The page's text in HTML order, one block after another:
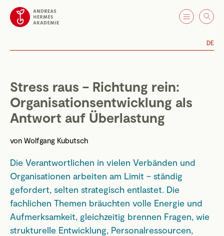
DE
Stress raus – Richtung rein:
Organisationsentwicklung als
Antwort auf Überlastung
von Wolfgang Kubutsch
Die Verantwortlichen in vielen Verbänden und
Organisationen arbeiten am Limit – ständig
gefordert, selten strategisch entlastet. Die
fachlichen Themen bräuchten volle Energie und
Aufmerksamkeit, gleichzeitig brennen Fragen, wie
strukturelle Entwicklung, Personalressourcen,